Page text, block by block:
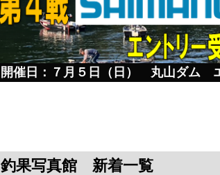
開催日：７月５日（日） 丸山ダム
釣果写真館 新着一覧